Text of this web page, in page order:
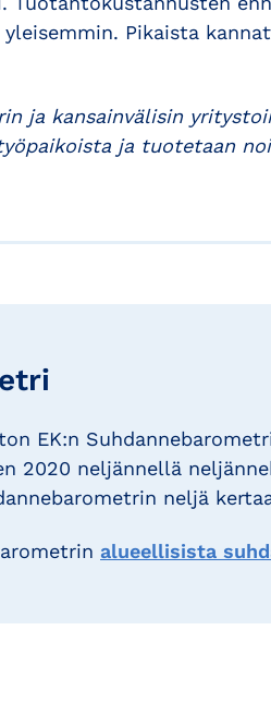
Pikaista
ja kansainvälisin
ja tuotetaan
EK:n
2020 neljännellä
neljä
alueellisista